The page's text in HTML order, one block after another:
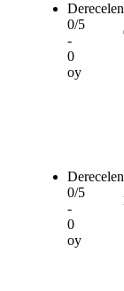
0/5
-
0
oy
0/5
-
0
oy